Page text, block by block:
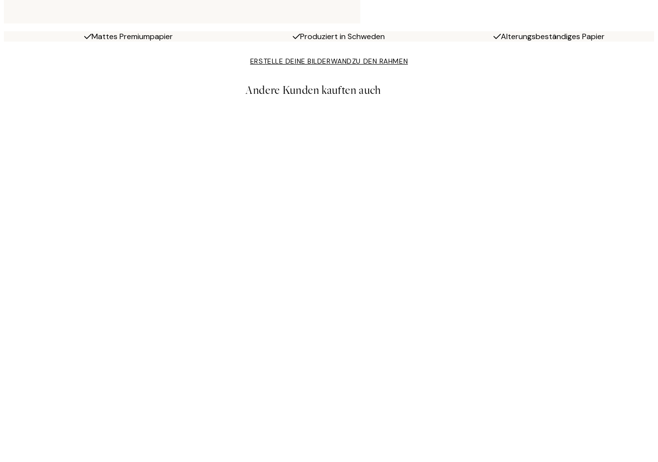
Mattes Premiumpapier Produziert in Schweden Alterungsbeständiges Papier
ERSTELLE DEINE BILDERWANDZU DEN RAHMEN
Andere Kunden kauften auch